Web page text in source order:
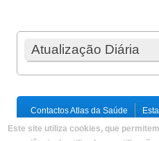
Atualização Diária
Contactos Atlas da Saúde
Ficha Técnica
Este site utiliza cookies, que